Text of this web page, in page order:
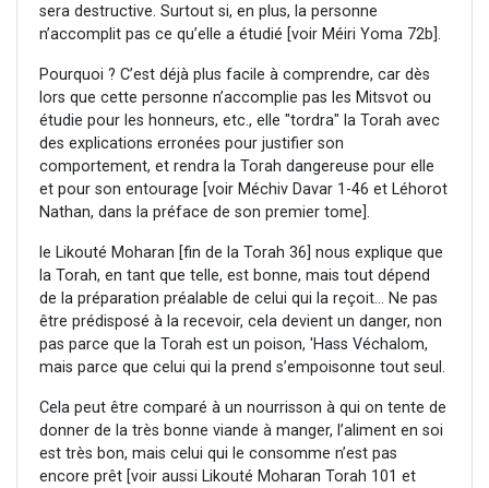
sera destructive. Surtout si, en plus, la personne
n’accomplit pas ce qu’elle a étudié [voir Méiri Yoma 72b].
Pourquoi ? C’est déjà plus facile à comprendre, car dès
lors que cette personne n’accomplie pas les Mitsvot ou
étudie pour les honneurs, etc., elle "tordra" la Torah avec
des explications erronées pour justifier son
comportement, et rendra la Torah dangereuse pour elle
et pour son entourage [voir Méchiv Davar 1-46 et Léhorot
Nathan, dans la préface de son premier tome].
le Likouté Moharan [fin de la Torah 36] nous explique que
la Torah, en tant que telle, est bonne, mais tout dépend
de la préparation préalable de celui qui la reçoit... Ne pas
être prédisposé à la recevoir, cela devient un danger, non
pas parce que la Torah est un poison, 'Hass Véchalom,
mais parce que celui qui la prend s’empoisonne tout seul.
Cela peut être comparé à un nourrisson à qui on tente de
donner de la très bonne viande à manger, l’aliment en soi
est très bon, mais celui qui le consomme n’est pas
encore prêt [voir aussi Likouté Moharan Torah 101 et